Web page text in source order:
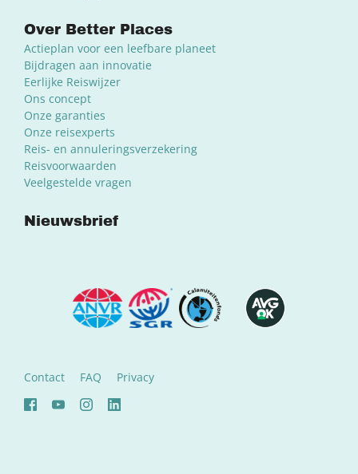
Over Better Places
Actieplan voor een leefbare planeet
Bijdragen aan innovatie
Eerlijke Reiswijzer
Ons concept
Onze garanties
Onze reisexperts
Reis- en annuleringsverzekering
Reisvoorwaarden
Veelgestelde vragen
Nieuwsbrief
Contact FAQ Privacy